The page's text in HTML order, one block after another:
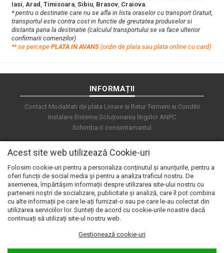
Iasi, Arad, Timisoara, Sibiu, Brasov, Craiova.
* pentru o destinatie care nu se afla in lista oraselor cu transport Gratuit,
transportul este contra cost in functie de greutatea produselor si
distanta pana la destinatie (calculul transportului se va face ulterior
confirmarii comenzilor)
**se percepe PLATA IN AVANS (ordin de plata sau plata online cu card)
INFORMAȚII
Contact Modalitati de plata Livrare si Retur Termeni si Conditii
Instalare Sisteme Soluționarea litigiilor ANPC
Schimba-ti consimtamantul
Acest site web utilizează Cookie-uri
Folosim cookie-uri pentru a personaliza conținutul și anunțurile, pentru a
oferi funcții de social media și pentru a analiza traficul nostru. De
asemenea, împărtășim informații despre utilizarea site-ului nostru cu
partenerii noștri de socializare, publicitate și analiză, care îl pot combina
cu alte informații pe care le-ați furnizat-o sau pe care le-au colectat din
utilizarea serviciilor lor. Sunteți de acord cu cookie-urile noastre dacă
continuați să utilizați site-ul nostru web.
Gestionează cookie-uri